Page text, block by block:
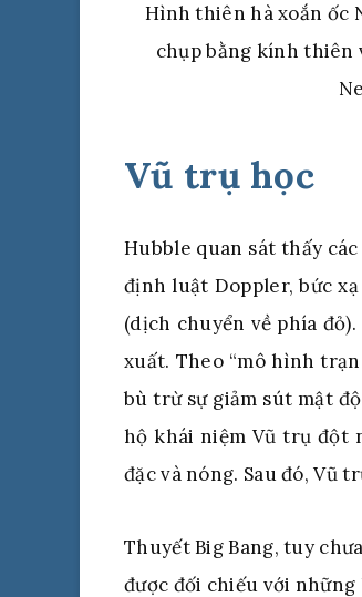
Hình thiên hà xoắn ốc
chụp bằng kính thiên
Vũ trụ học
Hubble quan sát thấy
định luật Doppler, bức
(dịch chuyển về phía
xuất. Theo “mô hình
bù trừ sự giảm sút mật
hộ khái niệm Vũ trụ đột
đặc và nóng. Sau đó, Vũ
Thuyết Big Bang, tuy
được đối chiếu với những